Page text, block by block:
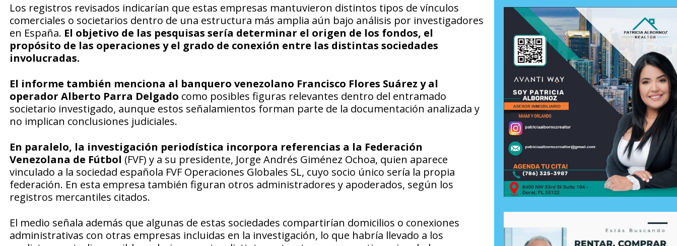
Los registros revisados indicarían que estas empresas mantuvieron distintos tipos de vínculos
comerciales o societarios dentro de una estructura más amplia aún bajo análisis por investigadores
en España. El objetivo de las pesquisas sería determinar el origen de los fondos, el
propósito de las operaciones y el grado de conexión entre las distintas sociedades
involucradas.
El informe también menciona al banquero venezolano Francisco Flores Suárez y al
operador Alberto Parra Delgado como posibles figuras relevantes dentro del entramado
societario investigado, aunque estos señalamientos forman parte de la documentación analizada y
no implican conclusiones judiciales.
En paralelo, la investigación periodística incorpora referencias a la Federación
Venezolana de Fútbol (FVF) y a su presidente, Jorge Andrés Giménez Ochoa, quien aparece
vinculado a la sociedad española FVF Operaciones Globales SL, cuyo socio único sería la propia
federación. En esta empresa también figuran otros administradores y apoderados, según los
registros mercantiles citados.
El medio señala además que algunas de estas sociedades compartirían domicilios o conexiones
administrativas con otras empresas incluidas en la investigación, lo que habría llevado a los